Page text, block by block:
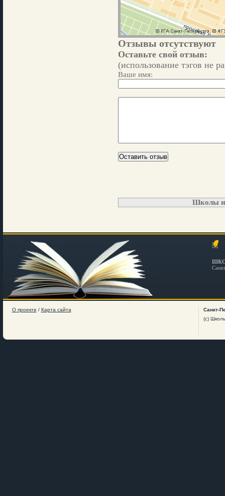
Отзывы отсутствуют
Оставьте свой отзыв:
(использование тэгов не
Ваше имя:
Школы
О проекте / Карта сайта
Санкт-
(c)